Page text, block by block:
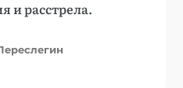
и расстрела.